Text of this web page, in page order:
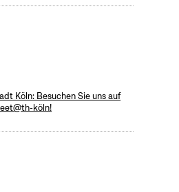
Köln: Besuchen Sie uns auf
köln!